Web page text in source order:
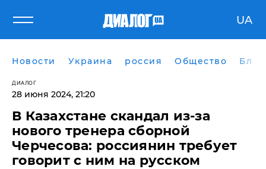
UA
Новости Украина россия Общество
ДИАЛОГ
28 июня 2024, 21:20
​В Казахстане скандал из-за
нового тренера сборной
Черчесова: россиянин требует
говорит с ним на русском